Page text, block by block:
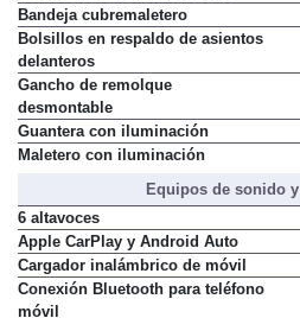
Asiento trasero abatible 60/40
Bandeja cubremaletero
Bolsillos en respaldo de asientos
delanteros
Gancho de remolque
desmontable
Guantera con iluminación
Equipos de sonido
6 altavoces
Apple CarPlay y Android Auto
Cargador inalámbrico de móvil
Conexión Bluetooth para teléfono